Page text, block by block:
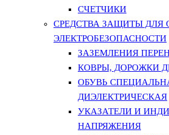
СЧЕТЧИКИ
СРЕДСТВА ЗАЩИТЫ ДЛЯ
ЭЛЕКТРОБЕЗОПАСНОСТИ
ЗАЗЕМЛЕНИЯ
КОВРЫ, ДОРОЖКИ
ОБУВЬ
ДИЭЛЕКТРИЧЕСКАЯ
УКАЗАТЕЛИ И
НАПРЯЖЕНИЯ